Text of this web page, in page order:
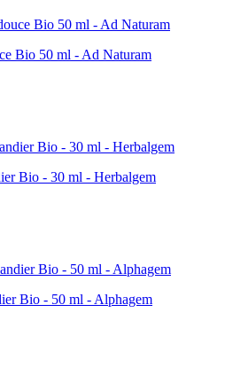
Bio 50 ml - Ad Naturam
Bio - 30 ml - Herbalgem
Bio - 50 ml - Alphagem